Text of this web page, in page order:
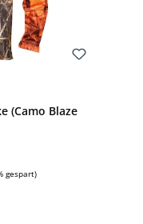
(Camo Blaze
gespart)